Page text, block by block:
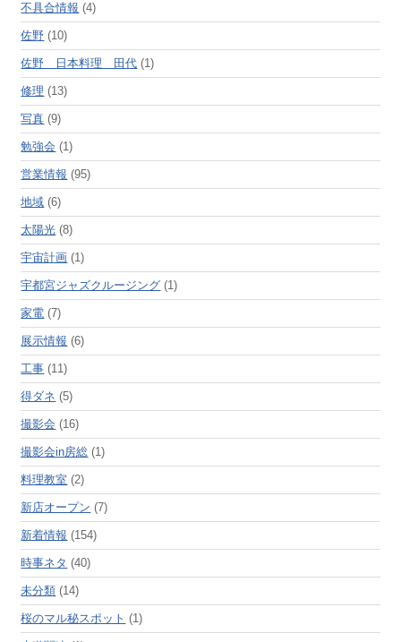
不具合情報 (4)
佐野 (10)
佐野 日本料理 田代 (1)
修理 (13)
写真 (9)
勉強会 (1)
営業情報 (95)
地域 (6)
太陽光 (8)
宇宙計画 (1)
宇都宮ジャズクルージング (1)
家電 (7)
展示情報 (6)
工事 (11)
得ダネ (5)
撮影会 (16)
撮影会in房総 (1)
料理教室 (2)
新店オープン (7)
新着情報 (154)
時事ネタ (40)
未分類 (14)
桜のマル秘スポット (1)